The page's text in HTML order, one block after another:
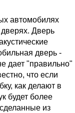
автомобилях
дверях. Дверь
дверь -
дает "правильно"
что если
как делают в
будет более
из